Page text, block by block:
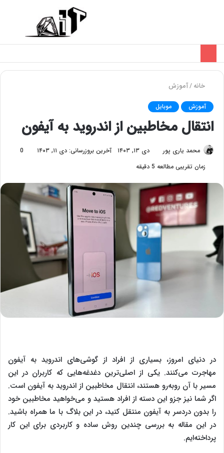
خانه/آموزش
آموزش موبایل
انتقال مخاطبین از اندروید به آیفون
محمد یاری پور دی ۱۳, ۱۴۰۳ آخرین بروزرسانی: دی ۱۱, ۱۴۰۳
0
زمان تقریبی مطالعه 5 دقیقه
در دنیای امروز، بسیاری از افراد از گوشی‌های اندروید به آیفون
مهاجرت می‌کنند. یکی از اصلی‌ترین دغدغه‌هایی که کاربران در این
مسیر با آن روبه‌رو هستند، انتقال مخاطبین از اندروید به آیفون است.
اگر شما نیز جزو این دسته از افراد هستید و می‌خواهید مخاطبین خود
را بدون دردسر به آیفون منتقل کنید، در این بلاگ با ما همراه باشید.
در این مقاله به بررسی چندین روش ساده و کاربردی برای این کار
پرداخته‌ایم.